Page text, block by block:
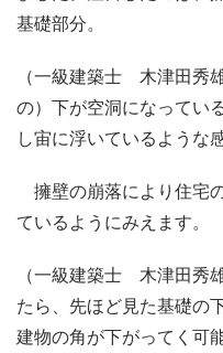
基礎部分。
（一級建築士 木津田秀
の）下が空洞になってい
し宙に浮いているような
擁壁の崩落により住宅
ているようにみえます。
（一級建築士 木津田秀
たら、先ほど見た基礎の
建物の角が下がってく可